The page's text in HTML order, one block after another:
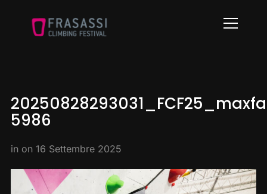
Info
5986
in on 16 Settembre 2025